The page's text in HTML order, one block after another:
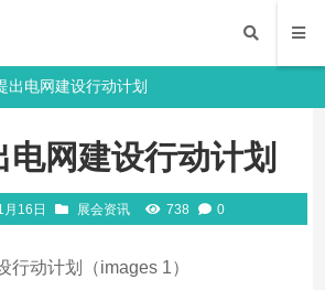
出电网建设行动计划
电网建设行动计划
16日 展会资讯 738 0